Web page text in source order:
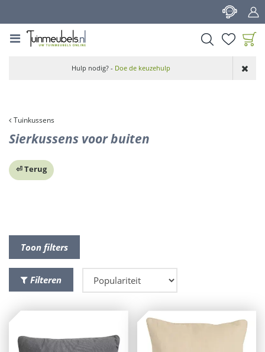
Tuinkussens
aan wensenlijst
Hulp nodig? - Doe de keuzehulp
Sierkussens voor buiten
⏎ Terug
Toon filters
Filteren